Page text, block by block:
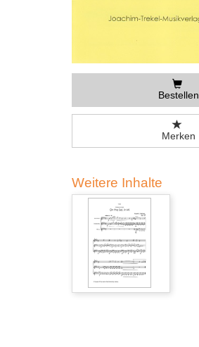
Bestellen
Merken
Weitere Inhalte